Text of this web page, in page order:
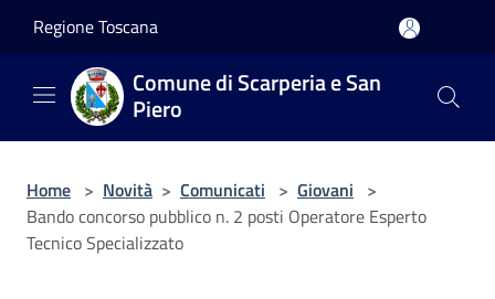
Regione Toscana
Comune di Scarperia e San
Piero
Home > Novità > Comunicati > Giovani >
Bando concorso pubblico n. 2 posti Operatore Esperto
Tecnico Specializzato